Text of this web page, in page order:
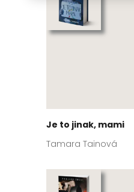
Je to jinak, mami
Tamara Tainová